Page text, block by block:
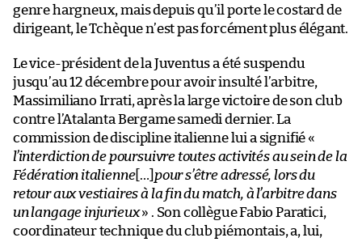
genre hargneux, mais depuis qu’il porte le costard de
dirigeant, le Tchèque n’est pas forcément plus élégant.
Le vice-président de la Juventus a été suspendu
jusqu’au 12 décembre pour avoir insulté l’arbitre,
Massimiliano Irrati, après la large victoire de son club
contre l’Atalanta Bergame samedi dernier. La
commission de discipline italienne lui a signifié «
l’interdiction de poursuivre toutes activités au sein de la
Fédération italienne[…] pour s’être adressé, lors du
retour aux vestiaires à la fin du match, à l’arbitre dans
un langage injurieux» . Son collègue Fabio Paratici,
coordinateur technique du club piémontais, a, lui,